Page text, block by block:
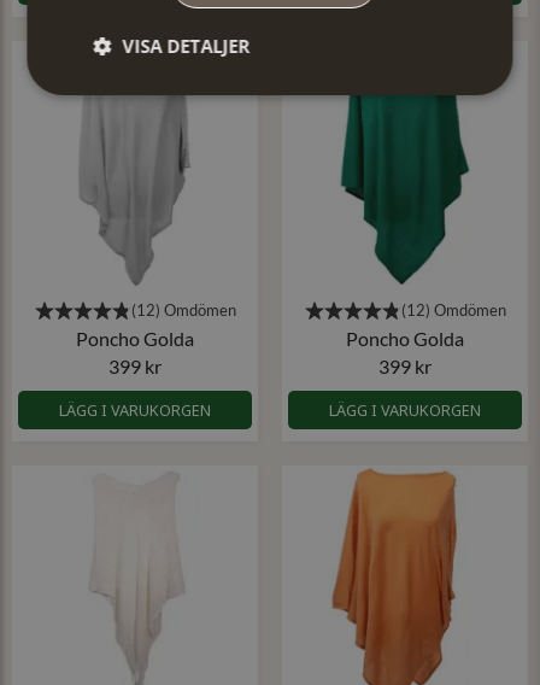
Poncho Golda
399 kr
LÄGG I VARUKORGEN
Poncho Golda
399 kr
LÄGG I VARUKORGEN
VISA DETALJER